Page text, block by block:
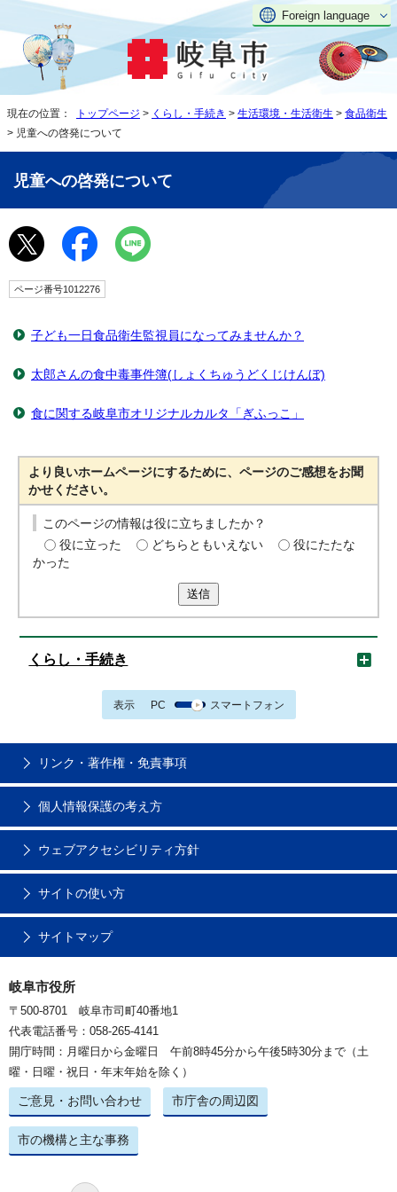
Foreign language
現在の位置： トップページ > くらし・手続き > 生活環境・生活衛生 > 食品衛生
> 児童への啓発について
児童への啓発について
ページ番号1012276
子ども一日食品衛生監視員になってみませんか？
太郎さんの食中毒事件簿(しょくちゅうどくじけんぼ)
食に関する岐阜市オリジナルカルタ「ぎふっこ」
より良いホームページにするために、ページのご感想をお聞
かせください。
このページの情報は役に立ちましたか？
役に立った
どちらともいえない
役にたたな
かった
送信
くらし・手続き
表示 PC スマートフォン
リンク・著作権・免責事項
個人情報保護の考え方
ウェブアクセシビリティ方針
サイトの使い方
サイトマップ
岐阜市役所
〒500-8701 岐阜市司町40番地1
代表電話番号：058-265-4141
開庁時間：月曜日から金曜日 午前8時45分から午後5時30分まで（土
曜・日曜・祝日・年末年始を除く）
ご意見・お問い合わせ 市庁舎の周辺図
市の機構と主な事務